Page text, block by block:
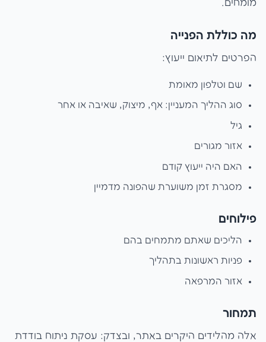
מומחים.
מה כוללת הפנייה
הפרטים לתיאום ייעוץ:
שם וטלפון מאומת
סוג ההליך המעניין: אף, מיצוק, שאיבה או אחר
גיל
אזור מגורים
האם היה ייעוץ קודם
מסגרת זמן משוערת שהפונה מדמיין
פילוחים
הליכים שאתם מתמחים בהם
פניות ראשונות בתהליך
אזור המרפאה
תמחור
אלה מהלידים היקרים באתר, ובצדק: עסקת ניתוח בודדת